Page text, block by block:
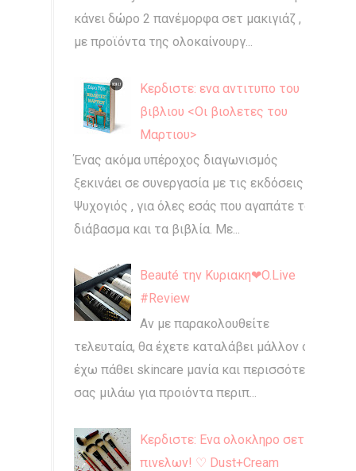
κάνει δώρο 2 πανέμορφα σετ μακιγιάζ ,
με προϊόντα της ολοκαίνουργ...
Κερδιστε: ενα αντιτυπο του
βιβλιου <Οι βιολετες του
Μαρτιου>
Ένας ακόμα υπέροχος διαγωνισμός
ξεκινάει σε συνεργασία με τις εκδόσεις
Ψυχογιός , για όλες εσάς που αγαπάτε το
διάβασμα και τα βιβλία. Με...
Beauté την Κυριακη❤O.Live
#Review
Αν με παρακολουθείτε
τελευταία, θα έχετε καταλάβει μάλλον ότι
έχω πάθει skincare μανία και περισσότερο
σας μιλάω για προιόντα περιπ...
Κερδιστε: Ενα ολοκληρο σετ
πινελων! ♡ Dust+Cream